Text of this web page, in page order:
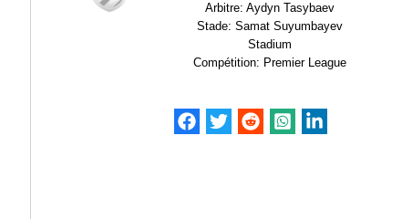
Arbitre: Aydyn Tasybaev
Stade: Samat Suyumbayev
Stadium
Compétition: Premier League